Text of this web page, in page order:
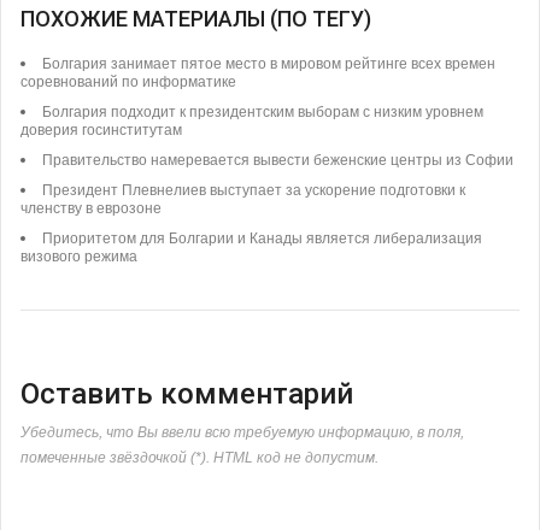
ПОХОЖИЕ МАТЕРИАЛЫ (ПО ТЕГУ)
Болгария занимает пятое место в мировом рейтинге всех времен
соревнований по информатике
Болгария подходит к президентским выборам с низким уровнем
доверия госинститутам
Правительство намеревается вывести беженские центры из Софии
Президент Плевнелиев выступает за ускорение подготовки к
членству в еврозоне
Приоритетом для Болгарии и Канады является либерализация
визового режима
Оставить комментарий
Убедитесь, что Вы ввели всю требуемую информацию, в поля,
помеченные звёздочкой (*). HTML код не допустим.